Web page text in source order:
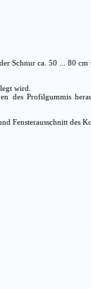
Schnur ca. 50 ... 80 cm
wird.
des Profilgummis
Fensterausschnitt des